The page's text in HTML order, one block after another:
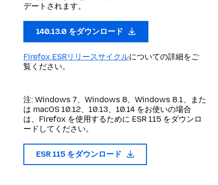
デートされます。
140.13.0 をダウンロード
Firefox ESRリリースサイクルについての詳細をご
覧ください。
注: Windows 7、Windows 8、Windows 8.1、また
は macOS 10.12、10.13、10.14 をお使いの場合
は、Firefox を使用するために ESR 115 をダウンロ
ードしてください。
ESR 115 をダウンロード